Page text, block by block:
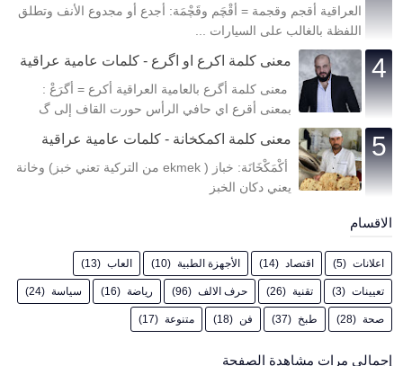
العراقية أقجم وقجمة = أقْچَم وقَچْمَة: أجدع أو مجدوع الأنف وتطلق
اللفظة بالغالب على السيارات ...
معنى كلمة اكرع او اگرع - كلمات عامية عراقية
معنى كلمة أگرع بالعامية العراقية أكرع = أگرَعْ :
بمعنى أقرع اي حافي الرأس حورت القاف إلى گ
معنى كلمة اكمكخانة - كلمات عامية عراقية
أكْمَكْخَانَة: خباز ( ekmek من التركية تعني خبز) وخانة
يعني دكان الخبز
الاقسام
اعلانات (5) اقتصاد (14) الأجهزة الطبية (10) العاب (13)
تعيينات (3) تقنية (26) حرف الالف (96) رياضة (16) سياسة (24)
صحة (28) طبخ (37) فن (18) متنوعة (17)
إجمالي مرات مشاهدة الصفحة